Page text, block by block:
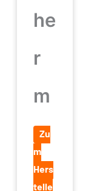
he
r
m
Zu
m
Hers
telle